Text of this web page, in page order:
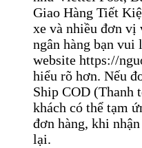
Giao Hàng Tiết
xe và nhiều đơn vị
ngân hàng bạn vui
website https://
hiểu rõ hơn. Nếu
Ship COD (Thanh
khách có thể tạm
đơn hàng, khi
lại.